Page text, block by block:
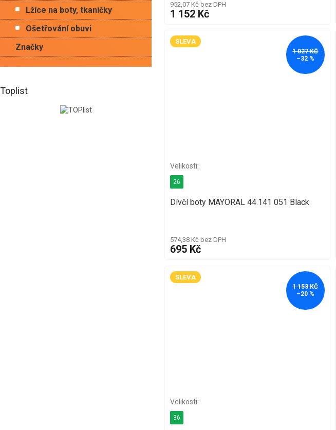
Lžíce na boty, tkaničky
Ošetřování obuvi
Značky
Toplist
952,07 Kč bez DPH
1 152 Kč
SLEVA
1 027 KČ
–32 %
Dívčí boty MAYORAL 44.141 051 Black
574,38 Kč bez DPH
695 Kč
26
SLEVA
1 153 KČ
–20 %
36